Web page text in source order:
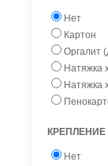
Нет
Картон
Оргалит
Натяжка
Натяжка
КРЕПЛЕНИЕ
Нет